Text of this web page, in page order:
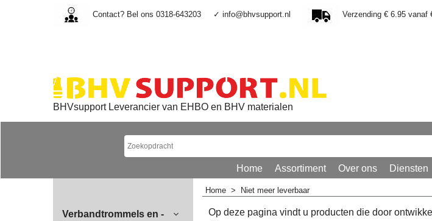
Contact? Bel ons 0318-643203 ✓ info@bhvsupport.nl Verzending € 6.95 vanaf
BHVsupport Leverancier van EHBO en BHV materialen
Home Assortiment Over ons Diensten
Verbandtrommels en -
Home > Niet meer leverbaar
Op deze pagina vindt u producten die door